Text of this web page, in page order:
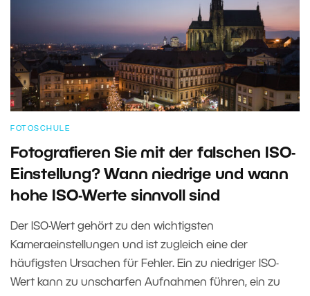
FOTOSCHULE
Fotografieren Sie mit der falschen ISO-
Einstellung? Wann niedrige und wann
hohe ISO-Werte sinnvoll sind
Der ISO-Wert gehört zu den wichtigsten
Kameraeinstellungen und ist zugleich eine der
häufigsten Ursachen für Fehler. Ein zu niedriger ISO-
Wert kann zu unscharfen Aufnahmen führen, ein zu